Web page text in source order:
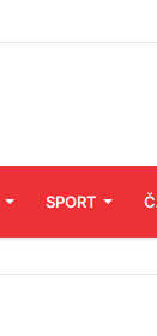
SPORT